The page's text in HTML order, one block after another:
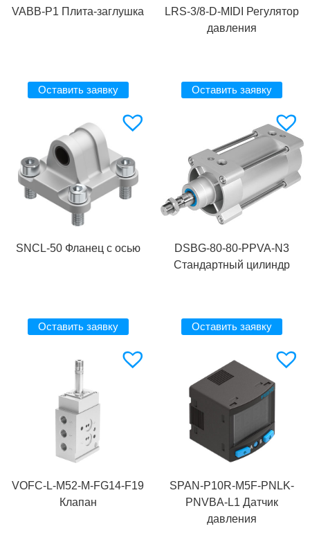
VABB-P1 Плита-заглушка
Оставить заявку
LRS-3/8-D-MIDI Регулятор
давления
Оставить заявку
SNCL-50 Фланец с осью
Оставить заявку
DSBG-80-80-PPVA-N3
Стандартный цилиндр
Оставить заявку
VOFC-L-M52-M-FG14-F19
Клапан
SPAN-P10R-M5F-PNLK-
PNVBA-L1 Датчик
давления